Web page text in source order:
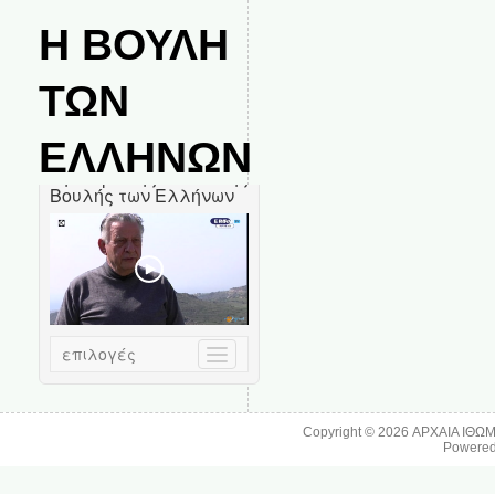
Η ΒΟΥΛΗ
ΤΩΝ
ΕΛΛΗΝΩΝ
Copyright © 2026ΑΡΧΑΙΑ